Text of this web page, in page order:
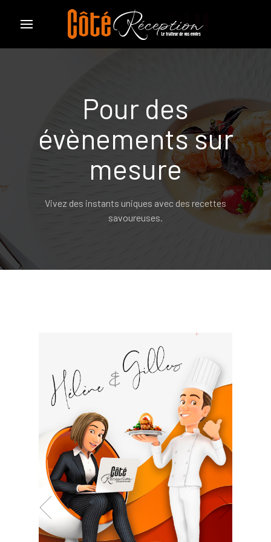
Pour des
évènements sur
mesure
Vivez des instants uniques avec des recettes
savoureuses.